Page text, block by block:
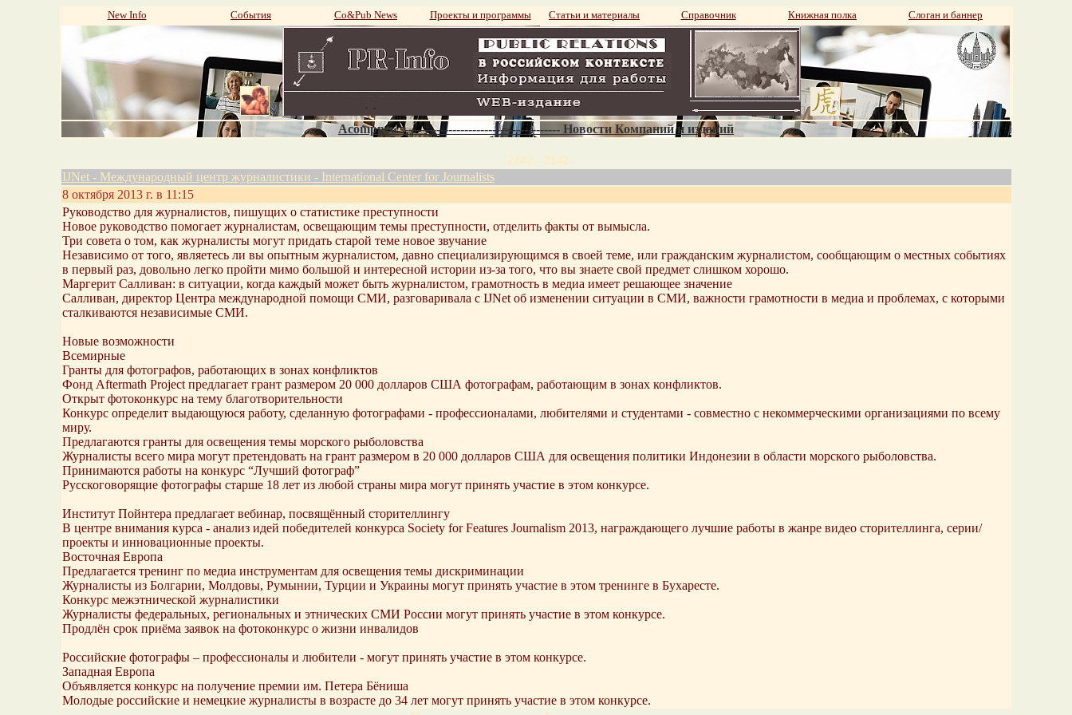
New Info События Со&Pub News Проекты и программы Статьи и материалы Справочник Книжная полка Слоган и баннер
Acompnews--------------------------------------- Новости Компаний и изданий
. 2142 - 2142.
IJNet - Международный центр журналистики - International Center for Journalists
8 октября 2013 г. в 11:15
Руководство для журналистов, пишущих о статистике преступности
Новое руководство помогает журналистам, освещающим темы преступности, отделить факты от вымысла.
Три совета о том, как журналисты могут придать старой теме новое звучание
Независимо от того, являетесь ли вы опытным журналистом, давно специализирующимся в своей теме, или гражданским журналистом, сообщающим о местных событиях
в первый раз, довольно легко пройти мимо большой и интересной истории из-за того, что вы знаете свой предмет слишком хорошо.
Маргерит Салливан: в ситуации, когда каждый может быть журналистом, грамотность в медиа имеет решающее значение
Салливан, директор Центра международной помощи СМИ, разговаривала с IJNet об изменении ситуации в СМИ, важности грамотности в медиа и проблемах, с которыми
сталкиваются независимые СМИ.
Новые возможности
Всемирные
Гранты для фотографов, работающих в зонах конфликтов
Фонд Aftermath Project предлагает грант размером 20 000 долларов США фотографам, работающим в зонах конфликтов.
Открыт фотоконкурс на тему благотворительности
Конкурс определит выдающуюся работу, сделанную фотографами - профессионалами, любителями и студентами - совместно с некоммерческими организациями по всему
миру.
Предлагаются гранты для освещения темы морского рыболовства
Журналисты всего мира могут претендовать на грант размером в 20 000 долларов США для освещения политики Индонезии в области морского рыболовства.
Принимаются работы на конкурс “Лучший фотограф”
Русскоговорящие фотографы старше 18 лет из любой страны мира могут принять участие в этом конкурсе.
Институт Пойнтера предлагает вебинар, посвящённый сторителлингу
В центре внимания курса - анализ идей победителей конкурса Society for Features Journalism 2013, награждающего лучшие работы в жанре видео сторителлинга, серии/
проекты и инновационные проекты.
Восточная Европа
Предлагается тренинг по медиа инструментам для освещения темы дискриминации
Журналисты из Болгарии, Молдовы, Румынии, Турции и Украины могут принять участие в этом тренинге в Бухаресте.
Конкурс межэтнической журналистики
Журналисты федеральных, региональных и этнических СМИ России могут принять участие в этом конкурсе.
Продлён срок приёма заявок на фотоконкурс о жизни инвалидов
Российские фотографы – профессионалы и любители - могут принять участие в этом конкурсе.
Западная Европа
Объявляется конкурс на получение премии им. Петера Бёниша
Молодые российские и немецкие журналисты в возрасте до 34 лет могут принять участие в этом конкурсе.